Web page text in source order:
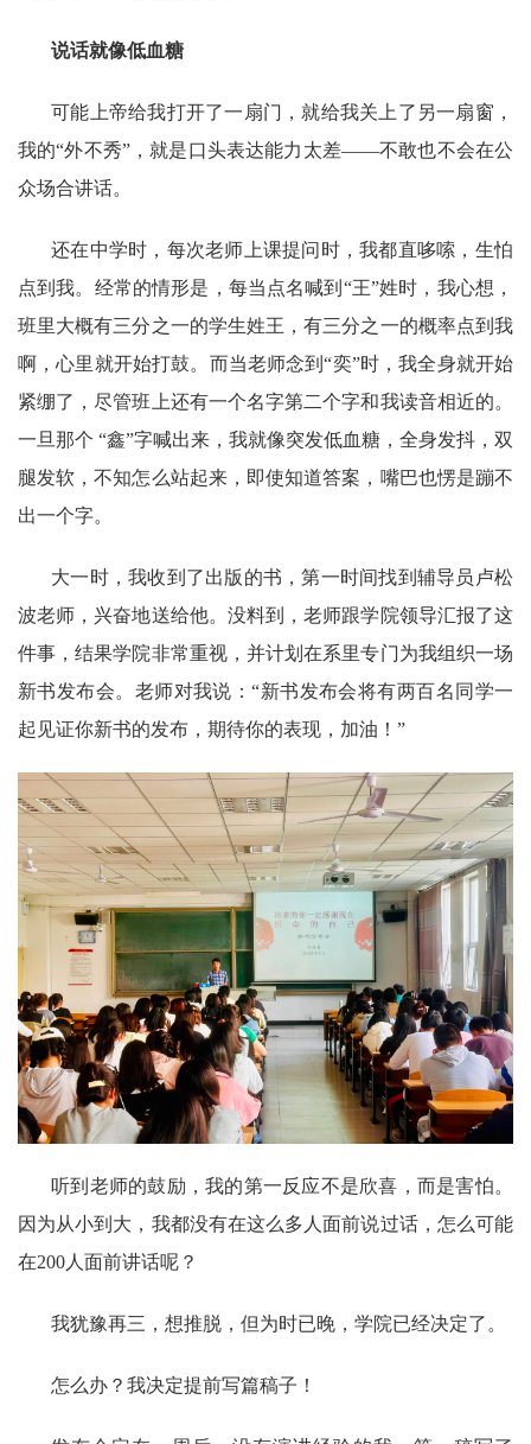
说话就像低血糖
可能上帝给我打开了一扇门，就给我关上了另一扇窗，
我的“外不秀”，就是口头表达能力太差——不敢也不会在公
众场合讲话。
还在中学时，每次老师上课提问时，我都直哆嗦，生怕
点到我。经常的情形是，每当点名喊到“王”姓时，我心想，
班里大概有三分之一的学生姓王，有三分之一的概率点到我
啊，心里就开始打鼓。而当老师念到“奕”时，我全身就开始
紧绷了，尽管班上还有一个名字第二个字和我读音相近的。
一旦那个 “鑫”字喊出来，我就像突发低血糖，全身发抖，双
腿发软，不知怎么站起来，即使知道答案，嘴巴也愣是蹦不
出一个字。
大一时，我收到了出版的书，第一时间找到辅导员卢松
波老师，兴奋地送给他。没料到，老师跟学院领导汇报了这
件事，结果学院非常重视，并计划在系里专门为我组织一场
新书发布会。老师对我说：“新书发布会将有两百名同学一
起见证你新书的发布，期待你的表现，加油！”
听到老师的鼓励，我的第一反应不是欣喜，而是害怕。
因为从小到大，我都没有在这么多人面前说过话，怎么可能
在200人面前讲话呢？
我犹豫再三，想推脱，但为时已晚，学院已经决定了。
怎么办？我决定提前写篇稿子！